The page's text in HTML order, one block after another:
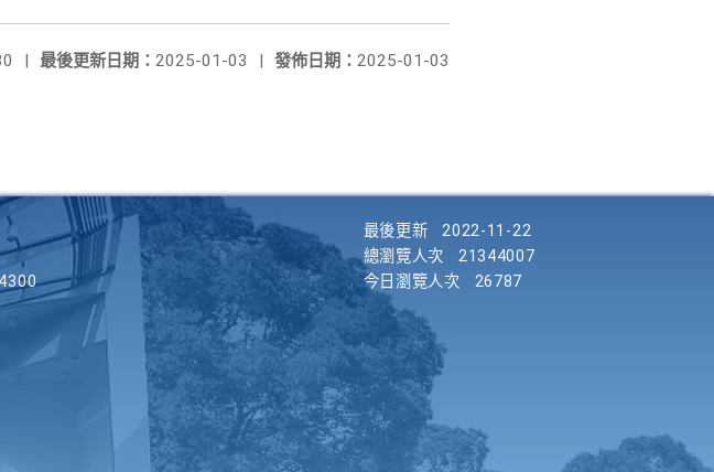
發佈日期： 2025-01-03
最後更新日期： 2025-01-03 |
|
最後更新
2022-11-22
總瀏覽人次
21344007
今日瀏覽人次
26787